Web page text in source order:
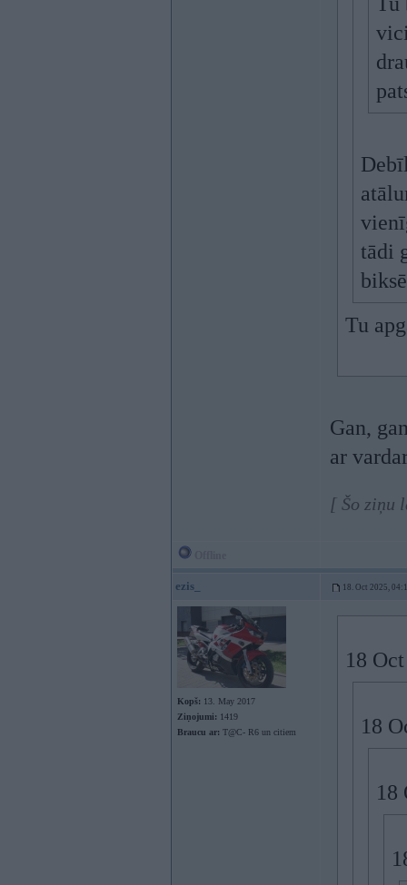
tādi
Tu
Gan,
ar
[ Šo ziņu
ezis_ 18. Oct 2025,
Kopš: 13. May 2017
Ziņojumi: 1419
Braucu ar: T@C- R6 un citiem
18
18
18